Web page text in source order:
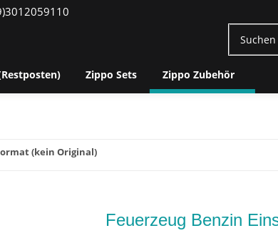
Zippo Sets Zippo Zubehör
(kein Original)
Feuerzeug Benzin